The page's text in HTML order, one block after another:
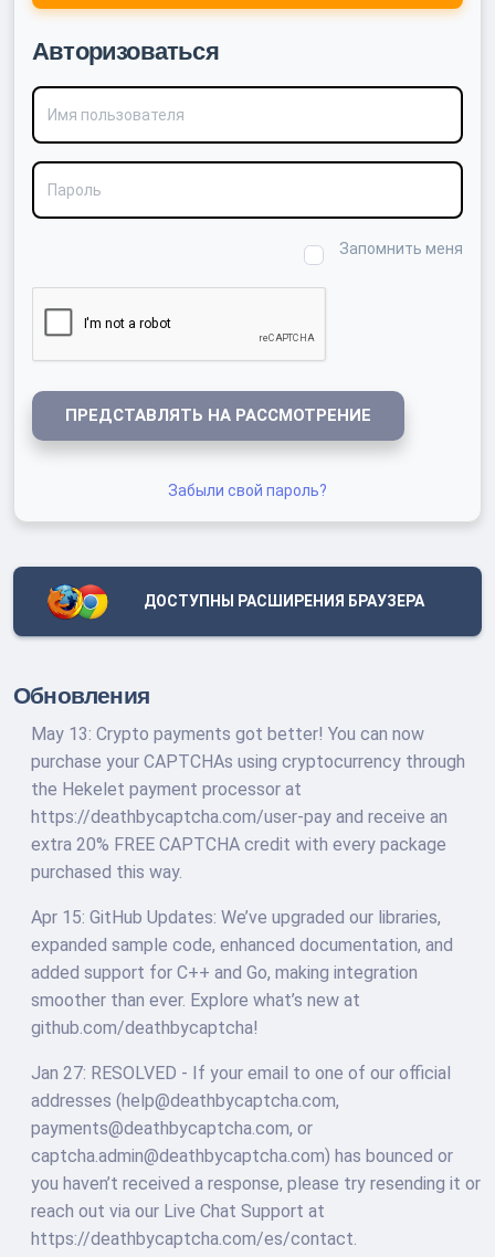
Авторизоваться
Имя пользователя
Пароль
Запомнить меня
ПРЕДСТАВЛЯТЬ НА РАССМОТРЕНИЕ
Забыли свой пароль?
ДОСТУПНЫ РАСШИРЕНИЯ БРАУЗЕРА
Обновления
May 13: Crypto payments got better! You can now
purchase your CAPTCHAs using cryptocurrency through
the Hekelet payment processor at
https://deathbycaptcha.com/user-pay and receive an
extra 20% FREE CAPTCHA credit with every package
purchased this way.
Apr 15: GitHub Updates: We’ve upgraded our libraries,
expanded sample code, enhanced documentation, and
added support for C++ and Go, making integration
smoother than ever. Explore what’s new at
github.com/deathbycaptcha!
Jan 27: RESOLVED - If your email to one of our official
addresses (help@deathbycaptcha.com,
payments@deathbycaptcha.com, or
captcha.admin@deathbycaptcha.com) has bounced or
you haven’t received a response, please try resending it or
reach out via our Live Chat Support at
https://deathbycaptcha.com/es/contact.